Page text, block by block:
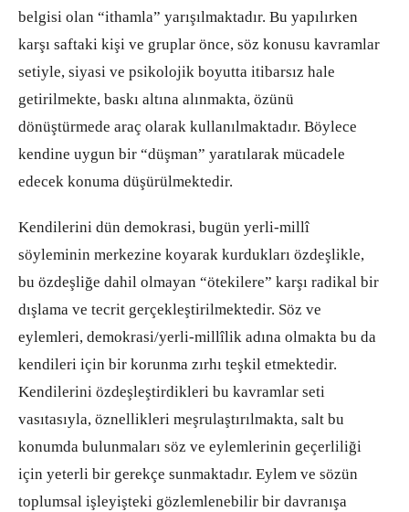
belgisi olan “ithamla” yarışılmaktadır. Bu yapılırken
karşı saftaki kişi ve gruplar önce, söz konusu kavramlar
setiyle, siyasi ve psikolojik boyutta itibarsız hale
getirilmekte, baskı altına alınmakta, özünü
dönüştürmede araç olarak kullanılmaktadır. Böylece
kendine uygun bir “düşman” yaratılarak mücadele
edecek konuma düşürülmektedir.
Kendilerini dün demokrasi, bugün yerli-millî
söyleminin merkezine koyarak kurdukları özdeşlikle,
bu özdeşliğe dahil olmayan “ötekilere” karşı radikal bir
dışlama ve tecrit gerçekleştirilmektedir. Söz ve
eylemleri, demokrasi/yerli-millîlik adına olmakta bu da
kendileri için bir korunma zırhı teşkil etmektedir.
Kendilerini özdeşleştirdikleri bu kavramlar seti
vasıtasıyla, öznellikleri meşrulaştırılmakta, salt bu
konumda bulunmaları söz ve eylemlerinin geçerliliği
için yeterli bir gerekçe sunmaktadır. Eylem ve sözün
toplumsal işleyişteki gözlemlenebilir bir davranışa